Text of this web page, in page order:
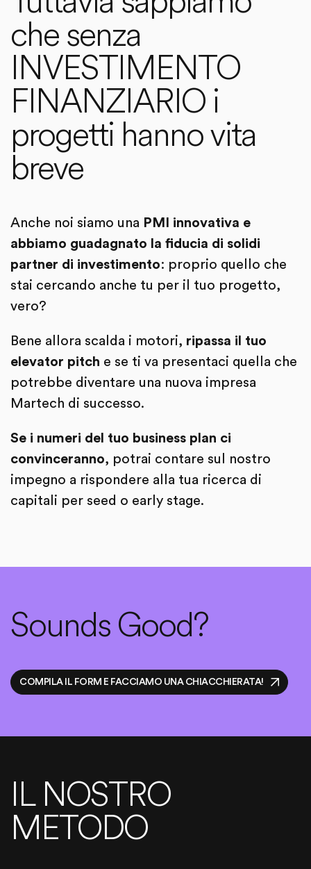
che senza
INVESTIMENTO
FINANZIARIO i
progetti hanno vita
breve
Anche noi siamo una PMI innovativa e
abbiamo guadagnato la fiducia di solidi
partner di investimento: proprio quello che
stai cercando anche tu per il tuo progetto,
vero?
Bene allora scalda i motori, ripassa il tuo
elevator pitch e se ti va presentaci quella che
potrebbe diventare una nuova impresa
Martech di successo.
Se i numeri del tuo business plan ci
convinceranno, potrai contare sul nostro
impegno a rispondere alla tua ricerca di
capitali per seed o early stage.
Sounds Good?
COMPILA IL FORM E FACCIAMO UNA CHIACCHIERATA!
IL NOSTRO
METODO